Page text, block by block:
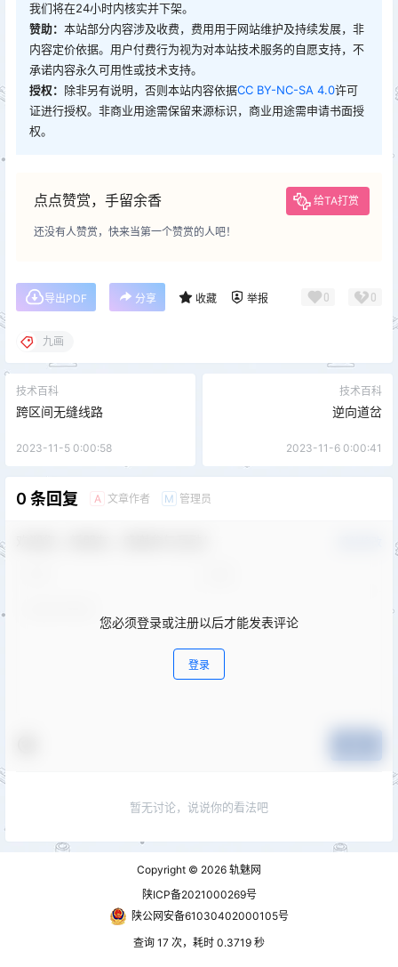
我们将在24小时内核实并下架。
赞助： 本站部分内容涉及收费，费用用于网站维护及持续发展，非
内容定价依据。用户付费行为视为对本站技术服务的自愿支持，不
承诺内容永久可用性或技术支持。
授权： 除非另有说明，否则本站内容依据CC BY-NC-SA 4.0许可
证进行授权。非商业用途需保留来源标识，商业用途需申请书面授
权。
点点赞赏，手留余香 给TA打赏
还没有人赞赏，快来当第一个赞赏的人吧！
导出PDF 分享 收藏 举报 0 0
九画
技术百科
跨区间无缝线路
2023-11-5 0:00:58
技术百科
逆向道岔
2023-11-6 0:00:41
0 条回复 A 文章作者 M 管理员
您必须登录或注册以后才能发表评论
登录
暂无讨论，说说你的看法吧
Copyright © 2026 轨魅网
陕ICP备2021000269号
陕公网安备61030402000105号
查询 17 次，耗时 0.3719 秒